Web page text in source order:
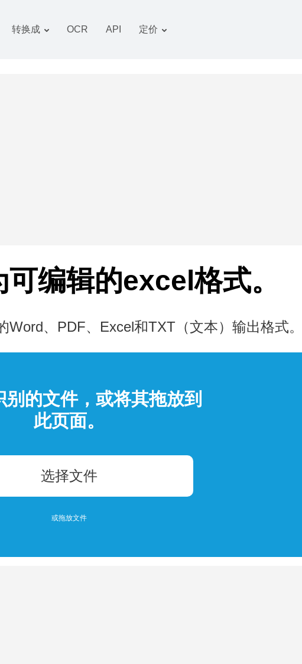
转换成 OCR API 定价
编辑的excel格式。
、PDF、Excel和TXT（文本）输出格式。
别的文件，或将其拖放到
此页面。
选择文件
或拖放文件